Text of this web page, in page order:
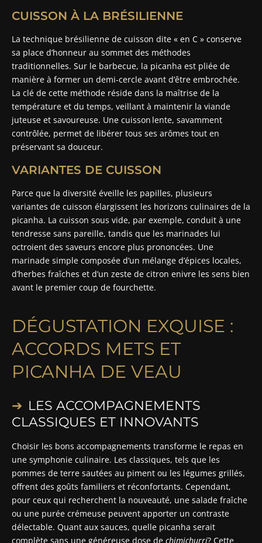
CUISSON À LA BRÉSILIENNE
La technique brésilienne de cuisson dite « en C » conserve
sa place d’honneur au sommet des méthodes
traditionnelles. Sur le barbecue, la picanha est pliée de
manière à former un demi-cercle avant d’être embrochée.
La clé de cette méthode réside dans la maîtrise de la
température et du temps, veillant à maintenir la viande
juteuse et savoureuse. Une cuisson lente, savamment
contrôlée, permet de libérer tous ses arômes tout en
préservant sa douceur.
VARIANTES DE CUISSON
Parce que la diversité éveille les papilles, plusieurs
variantes de cuisson élargissent les horizons culinaires de la
picanha. La cuisson sous vide, par exemple, conduit à une
tendresse sans pareille, tandis que les marinades lui
octroient des saveurs encore plus prononcées. Une
marinade simple composée d’un mélange d’épices locales,
d’herbes fraîches et d’un zeste de citron enivre les sens bien
avant le premier coup de fourchette.
DÉGUSTATION EXQUISE :
ACCORDS METS ET
PICANHA DE VEAU
LES ACCOMPAGNEMENTS
CLASSIQUES ET INNOVANTS
Choisir les bons accompagnements transforme le repas en
une symphonie culinaire. Les classiques, tels que les
pommes de terre sautées au piment ou les légumes grillés,
offrent des goûts familiers et réconfortants. Cependant,
pour ceux qui recherchent la nouveauté, une salade fraîche
ou une purée crémeuse peuvent apporter un contraste
délectable. Quant aux sauces, quelle picanha serait
complète sans une généreuse dose de chimichurri? Cette